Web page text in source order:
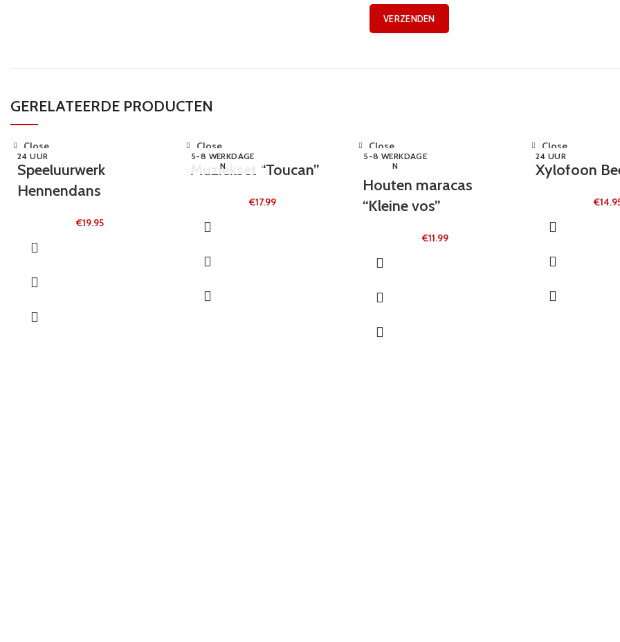
GERELATEERDE PRODUCTEN
24 UUR
Close
Speeluurwerk
Hennendans
€19.95
5-8 WERKDAGE
N
Close
Muziekset “Toucan”
€17.99
5-8 WERKDAGE
N
Close
Houten maracas
“Kleine vos”
€11.99
24 UUR
Close
Xylofoon
€